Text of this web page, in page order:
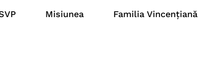
Misiunea Familia Vincențiană